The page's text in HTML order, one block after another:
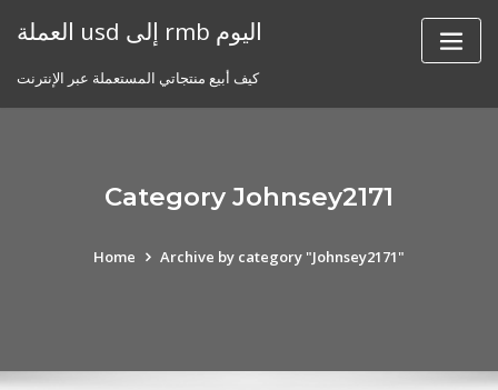
العملة usd إلى rmb اليوم
كيف أبيع منتجاتي المستعملة عبر الإنترنت
Category Johnsey2171
Home Archive by category "Johnsey2171"